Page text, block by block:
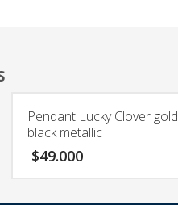
Pendant Lucky Clover gold
black metallic
$49.000